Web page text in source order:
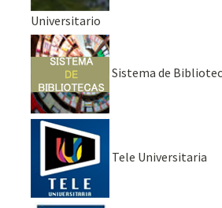
Universitario
Sistema de
Tele Universitaria